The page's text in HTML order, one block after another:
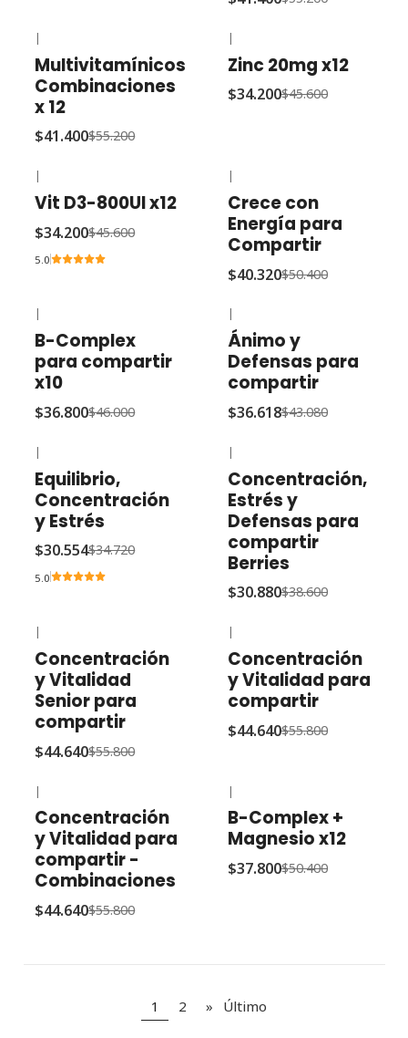
|
Multivitamínicos
Combinaciones
x 12
$41.400$55.200
|
Zinc 20mg x12
$34.200$45.600
|
Vit D3-800UI x12
$34.200$45.600
5.0
|
Crece con
Energía para
Compartir
$40.320$50.400
|
B-Complex
para compartir
x10
$36.800$46.000
-15% OFF
|
Ánimo y
Defensas para
compartir
$36.618$43.080
|
Equilibrio,
Concentración
y Estrés
$30.554$34.720
5.0
|
Concentración,
Estrés y
Defensas para
compartir
Berries
$30.880$38.600
|
Concentración
y Vitalidad
Senior para
compartir
$44.640$55.800
|
Concentración
y Vitalidad para
compartir
$44.640$55.800
|
Concentración
y Vitalidad para
compartir -
Combinaciones
$44.640$55.800
|
B-Complex +
Magnesio x12
$37.800$50.400
1 2 » Último